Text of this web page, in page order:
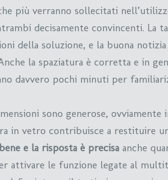
più verranno sollecitati
decisamente convincenti. La
della soluzione, e la buona notizia
la spaziatura è corretta e in
davvero pochi minuti per
sono generose, ovviamente
in vetro contribuisce a restituire
e la risposta è precisa anche
attivare le funzione legate al